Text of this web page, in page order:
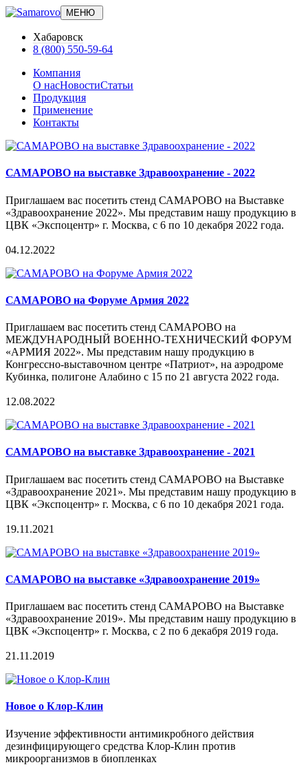
МЕНЮ
Хабаровск
8 (800) 550-59-64
Компания
О насНовостиСтатьи
Продукция
Применение
Контакты
САМАРОВО на выставке Здравоохранение - 2022
Приглашаем вас посетить стенд САМАРОВО на Выставке
«Здравоохранение 2022». Мы представим нашу продукцию в
ЦВК «Экспоцентр» г. Москва, с 6 по 10 декабря 2022 года.
04.12.2022
САМАРОВО на Форуме Армия 2022
Приглашаем вас посетить стенд САМАРОВО на
МЕЖДУНАРОДНЫЙ ВОЕННО-ТЕХНИЧЕСКИЙ ФОРУМ
«АРМИЯ 2022». Мы представим нашу продукцию в
Конгрессно-выставочном центре «Патриот», на аэродроме
Кубинка, полигоне Алабино с 15 по 21 августа 2022 года.
12.08.2022
САМАРОВО на выставке Здравоохранение - 2021
Приглашаем вас посетить стенд САМАРОВО на Выставке
«Здравоохранение 2021». Мы представим нашу продукцию в
ЦВК «Экспоцентр» г. Москва, с 6 по 10 декабря 2021 года.
19.11.2021
САМАРОВО на выставке «Здравоохранение 2019»
Приглашаем вас посетить стенд САМАРОВО на Выставке
«Здравоохранение 2019». Мы представим нашу продукцию в
ЦВК «Экспоцентр» г. Москва, с 2 по 6 декабря 2019 года.
21.11.2019
Новое о Клор-Клин
Изучение эффективности антимикробного действия
дезинфицирующего средства Клор-Клин против
микроорганизмов в биопленках